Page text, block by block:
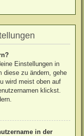
Einstellungen in
diese zu ändern, gehe
wird meist oben auf
klickst.
in der